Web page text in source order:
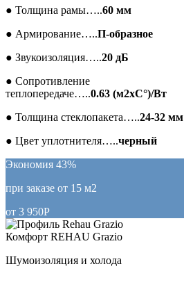
● Толщина рамы…..60 мм
● Армирование…..П-образное
● Звукоизоляция…..20 дБ
● Сопротивление
теплопередаче…..0.63 (м2xC°)/Вт
● Толщина стеклопакета…..24-32 мм
● Цвет уплотнителя…..черный
Экономия 43%
при заказе от 15 м2
от 3 950Р
Комфорт REHAU Grazio
Шумоизоляция и холода